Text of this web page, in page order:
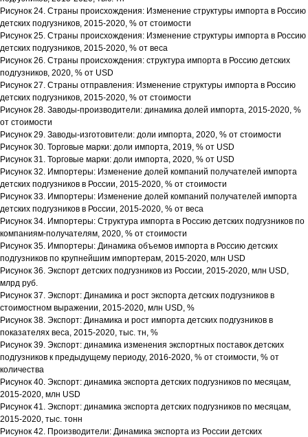
Рисунок 24. Страны происхождения: Изменение структуры импорта в Россию
детских подгузников, 2015-2020, % от стоимости
Рисунок 25. Страны происхождения: Изменение структуры импорта в Россию
детских подгузников, 2015-2020, % от веса
Рисунок 26. Страны происхождения: структура импорта в Россию детских
подгузников, 2020, % от USD
Рисунок 27. Страны отправления: Изменение структуры импорта в Россию
детских подгузников, 2015-2020, % от стоимости
Рисунок 28. Заводы-производители: динамика долей импорта, 2015-2020, %
от стоимости
Рисунок 29. Заводы-изготовители: доли импорта, 2020, % от стоимости
Рисунок 30. Торговые марки: доли импорта, 2019, % от USD
Рисунок 31. Торговые марки: доли импорта, 2020, % от USD
Рисунок 32. Импортеры: Изменение долей компаний получателей импорта
детских подгузников в России, 2015-2020, % от стоимости
Рисунок 33. Импортеры: Изменение долей компаний получателей импорта
детских подгузников в России, 2015-2020, % от веса
Рисунок 34. Импортеры: Структура импорта в Россию детских подгузников по
компаниям-получателям, 2020, % от стоимости
Рисунок 35. Импортеры: Динамика объемов импорта в Россию детских
подгузников по крупнейшим импортерам, 2015-2020, млн USD
Рисунок 36. Экспорт детских подгузников из России, 2015-2020, млн USD,
млрд руб.
Рисунок 37. Экспорт: Динамика и рост экспорта детских подгузников в
стоимостном выражении, 2015-2020, млн USD, %
Рисунок 38. Экспорт: Динамика и рост импорта детских подгузников в
показателях веса, 2015-2020, тыс. тн, %
Рисунок 39. Экспорт: динамика изменения экспортных поставок детских
подгузников к предыдущему периоду, 2016-2020, % от стоимости, % от
количества
Рисунок 40. Экспорт: динамика экспорта детских подгузников по месяцам,
2015-2020, млн USD
Рисунок 41. Экспорт: динамика экспорта детских подгузников по месяцам,
2015-2020, тыс. тонн
Рисунок 42. Производители: Динамика экспорта из России детских